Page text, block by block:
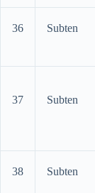
36 Subten
37 Subten
38 Subten